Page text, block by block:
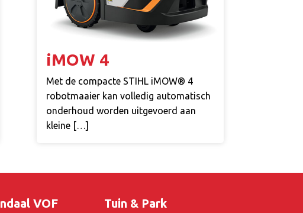
iMOW 4
Met de compacte STIHL iMOW® 4
robotmaaier kan volledig automatisch
onderhoud worden uitgevoerd aan
kleine […]
VOF Tuin & Park